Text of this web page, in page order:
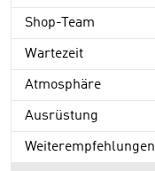
Shop-Team
Wartezeit
Atmosphäre
Ausrüstung
Weiterempfehlungen